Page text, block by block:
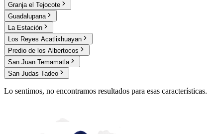
Granja el Tejocote
Guadalupana
La Estación
Los Reyes Acatlixhuayan
Predio de los Albertocos
San Juan Temamatla
San Judas Tadeo
Lo sentimos, no encontramos resultados para esas características.